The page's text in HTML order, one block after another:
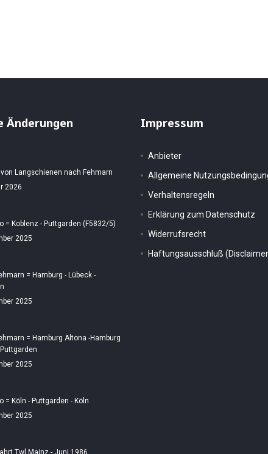
Änderungen
Langschienen nach Fehmarn
2026
= Koblenz - Puttgarden (F5832/5)
2025
= Hamburg - Lübeck -
2025
= Hamburg Altona -Hamburg
2025
= Köln - Puttgarden - Köln
2025
Twl Mainz - Juni 1986
Impressum
Anbieter
Allgemeine
Verhaltensregeln
Erklärung zum Datenschutz
Widerrufsrecht
Haftungsausschluß